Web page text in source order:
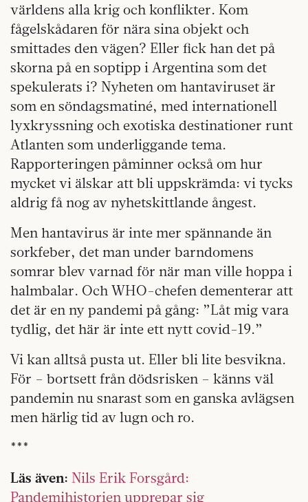
världens alla krig och konflikter. Kom
fågelskådaren för nära sina objekt och
smittades den vägen? Eller fick han det på
skorna på en soptipp i Argentina som det
spekulerats i? Nyheten om hantaviruset är
som en söndagsmatiné, med internationell
lyxkryssning och exotiska destinationer runt
Atlanten som underliggande tema.
Rapporteringen påminner också om hur
mycket vi älskar att bli uppskrämda: vi tycks
aldrig få nog av nyhetskittlande ångest.
Men hantavirus är inte mer spännande än
sorkfeber, det man under barndomens
somrar blev varnad för när man ville hoppa i
halmbalar. Och WHO-chefen dementerar att
det är en ny pandemi på gång: ”Låt mig vara
tydlig, det här är inte ett nytt covid-19.”
Vi kan alltså pusta ut. Eller bli lite besvikna.
För – bortsett från dödsrisken – känns väl
pandemin nu snarast som en ganska avlägsen
men härlig tid av lugn och ro.
***
Läs även: Nils Erik Forsgård:
Pandemihistorien upprepar sig